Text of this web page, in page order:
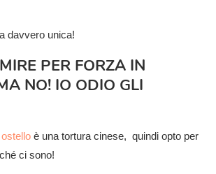
davvero unica!
PER FORZA IN
NO! IO ODIO GLI
è una tortura cinese, quindi opto per
ci sono!